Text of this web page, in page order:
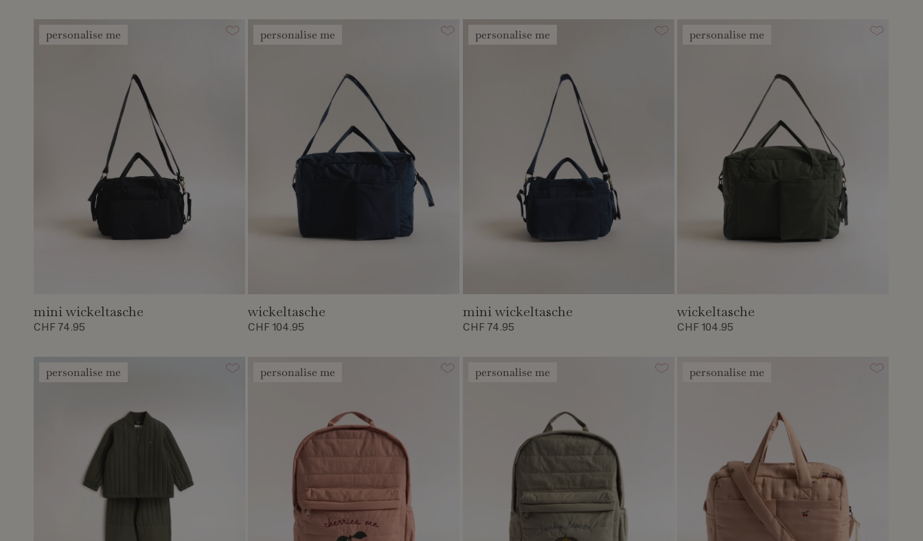
personalise me
mini wickeltasche
CHF 74.95
personalise me
wickeltasche
CHF 104.95
personalise me
mini wickeltasche
CHF 74.95
personalise me
wickeltasche
CHF 104.95
personalise me personalise me personalise me personalise me